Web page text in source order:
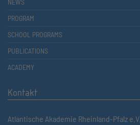
NEWS
PROGRAM
SCHOOL PROGRAMS
PUBLICATIONS
ACADEMY
Kontakt
Atlantische Akademie Rheinland-Pfalz e.V.